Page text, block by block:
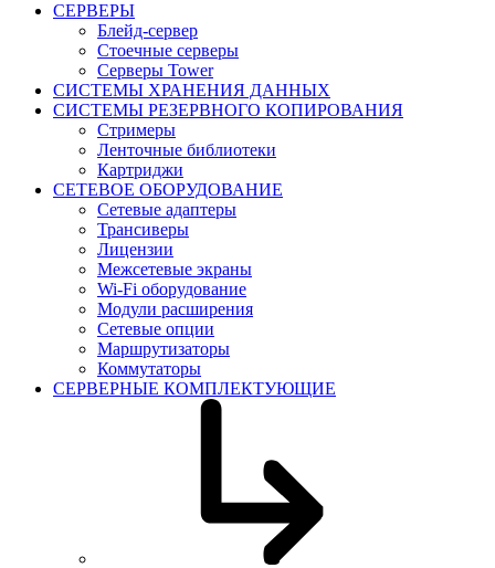
СЕРВЕРЫ
Блейд-сервер
Стоечные серверы
Серверы Tower
СИСТЕМЫ ХРАНЕНИЯ ДАННЫХ
СИСТЕМЫ РЕЗЕРВНОГО КОПИРОВАНИЯ
Стримеры
Ленточные библиотеки
Картриджи
СЕТЕВОЕ ОБОРУДОВАНИЕ
Сетевые адаптеры
Трансиверы
Лицензии
Межсетевые экраны
Wi-Fi оборудование
Модули расширения
Сетевые опции
Маршрутизаторы
Коммутаторы
СЕРВЕРНЫЕ КОМПЛЕКТУЮЩИЕ